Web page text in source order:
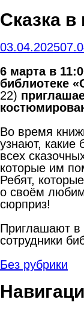
Сказка в
03.04.2025
6 марта в
библиотеке
22)
Во время
узнают, какие
всех
которые им
Ребят,
о своём
сюрприз!
Приглашают в
сотрудники
Без рубрики